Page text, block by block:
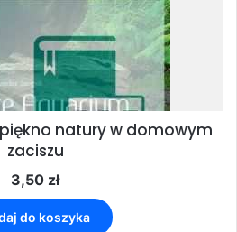
natury w domowym
zaciszu
3,50 zł
do koszyka